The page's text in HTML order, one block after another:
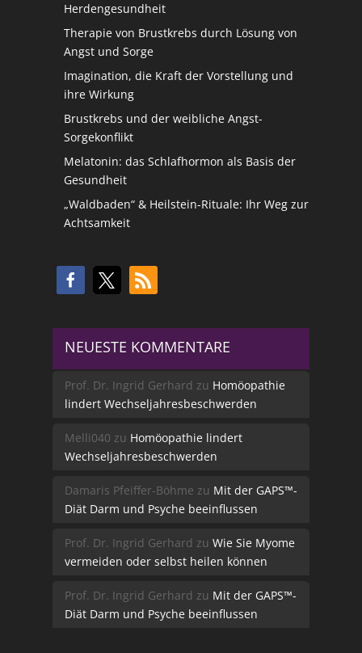
Herdengesundheit
Therapie von Brustkrebs durch Lösung von
Angst und Sorge
Imagination, die Kraft der Vorstellung und
ihre Wirkung
Brustkrebs und der weibliche Angst-
Sorgekonflikt
Melatonin: das Schlafhormon als Basis der
Gesundheit
„Waldbaden“ & Heilstein-Rituale: Ihr Weg zur
Achtsamkeit
NEUESTE KOMMENTARE
Prof. Dr. Ingrid Gerhard zu Homöopathie
lindert Wechseljahresbeschwerden
Melli040 zu Homöopathie lindert
Wechseljahresbeschwerden
Damaris Pfeiffer-Böhme zu Mit der GAPS™-
Diät Darm und Psyche beeinflussen
Prof. Dr. Ingrid Gerhard zu Wie Sie Myome
vermeiden oder selbst heilen können
Prof. Dr. Ingrid Gerhard zu Mit der GAPS™-
Diät Darm und Psyche beeinflussen